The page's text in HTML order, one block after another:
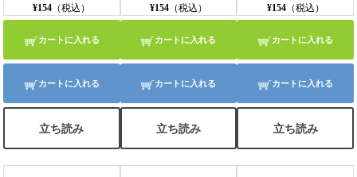
¥154 （税込）
カートに入れる
カートに入れる
立ち読み
¥154（税込）
カートに入れる
カートに入れる
立ち読み
¥154（税込）
カートに入れる
カートに入れる
立ち読み